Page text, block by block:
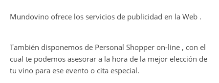
Mundovino ofrece los servicios de publicidad en la Web .
También disponemos de Personal Shopper on-line , con el
cual te podemos asesorar a la hora de la mejor elección de
tu vino para ese evento o cita especial.